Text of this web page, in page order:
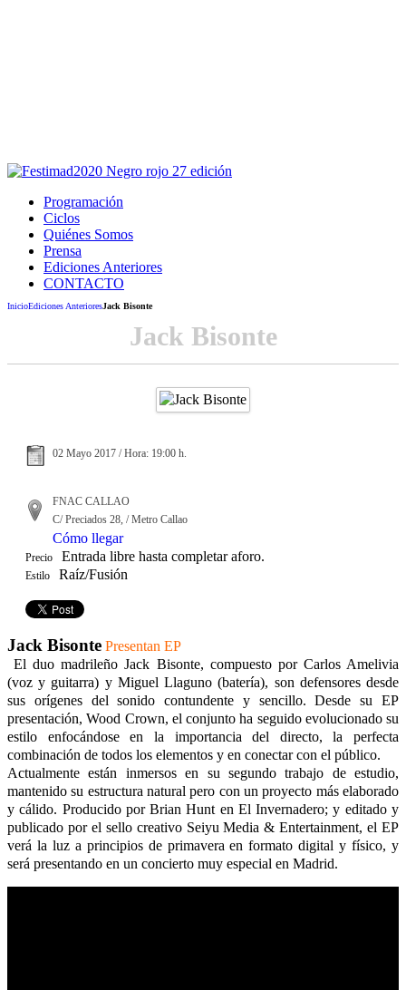
Programación
Ciclos
Quiénes Somos
Prensa
Ediciones Anteriores
CONTACTO
InicioEdiciones AnterioresJack Bisonte
Jack Bisonte
02 Mayo 2017 / Hora: 19:00 h.
FNAC CALLAO
C/ Preciados 28, / Metro Callao
Cómo llegar
Precio Entrada libre hasta completar aforo.
Estilo Raíz/Fusión
Jack Bisonte Presentan EP
El duo madrileño Jack Bisonte, compuesto por Carlos Amelivia
(voz y guitarra) y Miguel Llaguno (batería), son defensores desde
sus orígenes del sonido contundente y sencillo. Desde su EP
presentación, Wood Crown, el conjunto ha seguido evolucionado su
estilo enfocándose en la importancia del directo, la perfecta
combinación de todos los elementos y en conectar con el público.
Actualmente están inmersos en su segundo trabajo de estudio,
mantenido su estructura natural pero con un proyecto más elaborado
y cálido. Producido por Brian Hunt en El Invernadero; y editado y
publicado por el sello creativo Seiyu Media & Entertainment, el EP
verá la luz a principios de primavera en formato digital y físico, y
será presentando en un concierto muy especial en Madrid.